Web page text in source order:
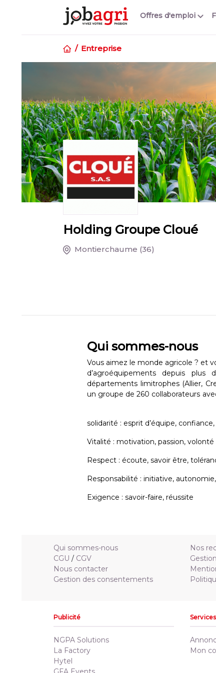
Offres d'emploi
Entreprise
Holding Groupe Cloué
Montierchaume (36)
Qui sommes-nous
Vous aimez le monde agricole ? et
d’agroéquipements depuis
départements limitrophes (Allier,
un groupe de 260 collaborateurs
solidarité : esprit d’équipe,
Vitalité : motivation, passion, volonté
Respect : écoute, savoir être,
Responsabilité : initiative,
Exigence : savoir-faire, réussite
Qui sommes-nous
CGU / CGV
Nous contacter
Gestion des consentements
Nos
Publicité
NGPA Solutions
La Factory
Hytel
Services
Mon